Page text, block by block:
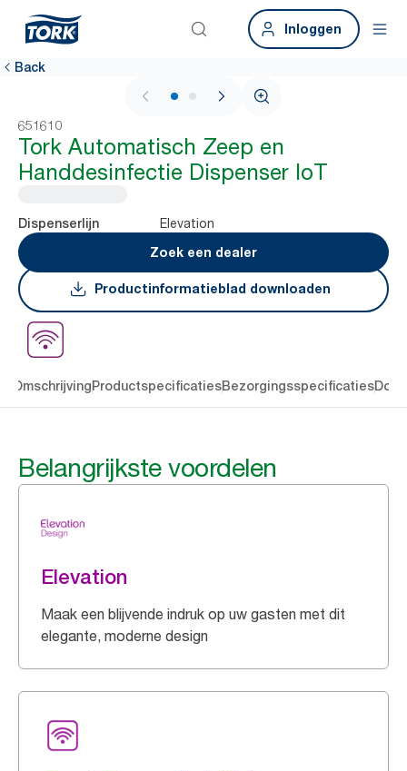
Inloggen
Back
1 / 2
651610
Tork Automatisch Zeep en
Handdesinfectie Dispenser IoT
Dispenserlijn
Elevation
Zoek een dealer
Productinformatieblad downloaden
OmschrijvingProductspecificatiesBezorgingsspecificaties
Belangrijkste voordelen
Elevation
Maak een blijvende indruk op uw gasten met dit
elegante, moderne design